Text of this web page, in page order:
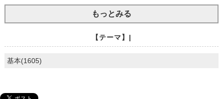
もっとみる
【テーマ】|
基本(1605)